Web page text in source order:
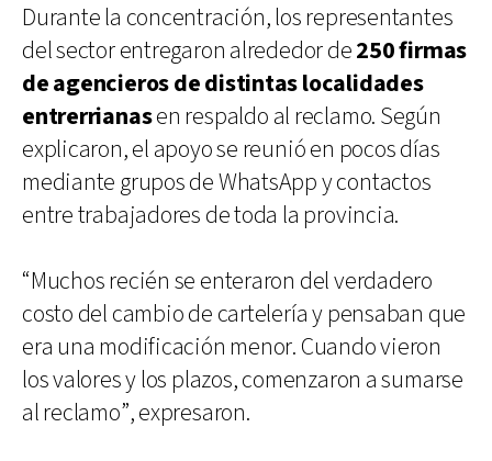
Durante la concentración, los representantes
del sector entregaron alrededor de250 firmas
de agencieros de distintas localidades
entrerrianasen respaldo al reclamo. Según
explicaron, el apoyo se reunió en pocos días
mediante grupos de WhatsApp y contactos
entre trabajadores de toda la provincia.
“Muchos recién se enteraron del verdadero
costo del cambio de cartelería y pensaban que
era una modificación menor. Cuando vieron
los valores y los plazos, comenzaron a sumarse
al reclamo”, expresaron.